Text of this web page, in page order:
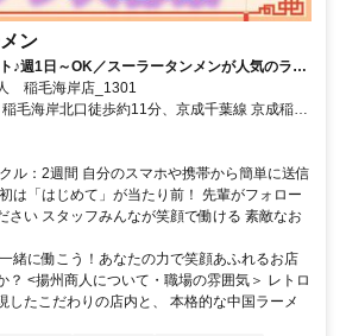
ン
♪週1日～OK／スーラータンメンが人気のラー
歓迎！（日勤帯も併せて募集中！）
稲毛海岸店_1301
毛海岸北口徒歩約11分、京成千葉線 京成稲毛
本線 稲毛西口徒歩約19分 京葉線(東京－蘇我)
ル：2週間 自分のスマホや携帯から簡単に送信
は「はじめて」が当たり前！ 先輩がフォロー
さい スタッフみんなが笑顔で働ける 素敵なお
緒に働こう！あなたの力で笑顔あふれるお店
？ <揚州商人について・職場の雰囲気＞ レトロ
したこだわりの店内と、 本格的な中国ラーメ